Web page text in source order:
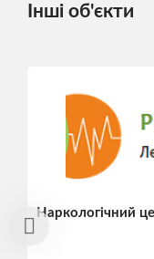
Інші об'єкти
Наркологічний